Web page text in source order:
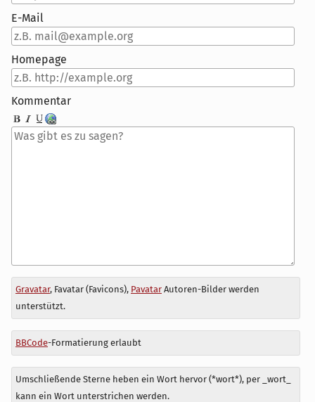
E-Mail
Homepage
Kommentar
Antwort
zu
Gravatar, Favatar (Favicons), PavatarAutoren-Bilder werden
unterstützt.
BBCode-Formatierung erlaubt
Umschließende Sterne heben ein Wort hervor (*wort*), per _wort_
kann ein Wort unterstrichen werden.